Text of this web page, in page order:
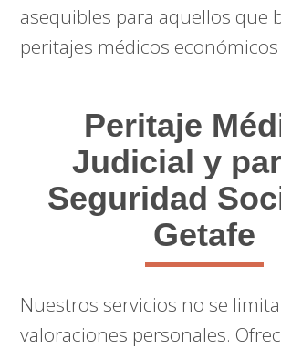
asequibles para aquellos que
peritajes médicos económicos
Peritaje
Judicial y
Seguridad
Getafe
Nuestros servicios no se
valoraciones personales.